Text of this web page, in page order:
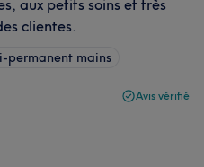
aux petits soins et très
clientes.
permanent mains
Avis vérifié